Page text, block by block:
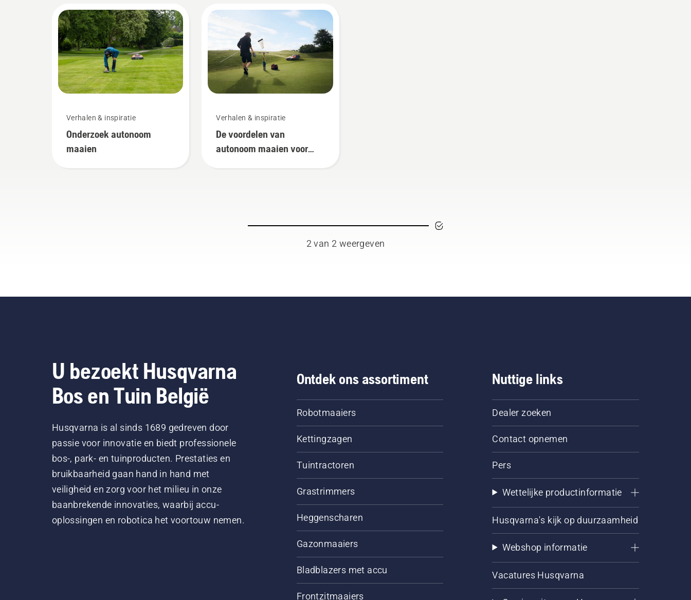
Verhalen & inspiratie
Onderzoek autonoom
maaien
Verhalen & inspiratie
De voordelen van
autonoom maaien voor
2 van 2 weergeven
U bezoekt Husqvarna
Bos en Tuin België
Husqvarna is al sinds 1689 gedreven door
passie voor innovatie en biedt professionele
bos-, park- en tuinproducten. Prestaties en
bruikbaarheid gaan hand in hand met
veiligheid en zorg voor het milieu in onze
baanbrekende innovaties, waarbij accu-
oplossingen en robotica het voortouw nemen.
Ontdek ons assortiment
Robotmaaiers
Kettingzagen
Tuintractoren
Grastrimmers
Heggenscharen
Gazonmaaiers
Bladblazers met accu
Frontzitmaaiers
Nuttige links
Dealer zoeken
Contact opnemen
Pers
Wettelijke productinformatie
Husqvarna's kijk op duurzaamheid
Webshop informatie
Vacatures Husqvarna